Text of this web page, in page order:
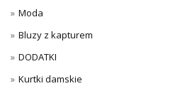
Moda
Bluzy z kapturem
DODATKI
Kurtki damskie